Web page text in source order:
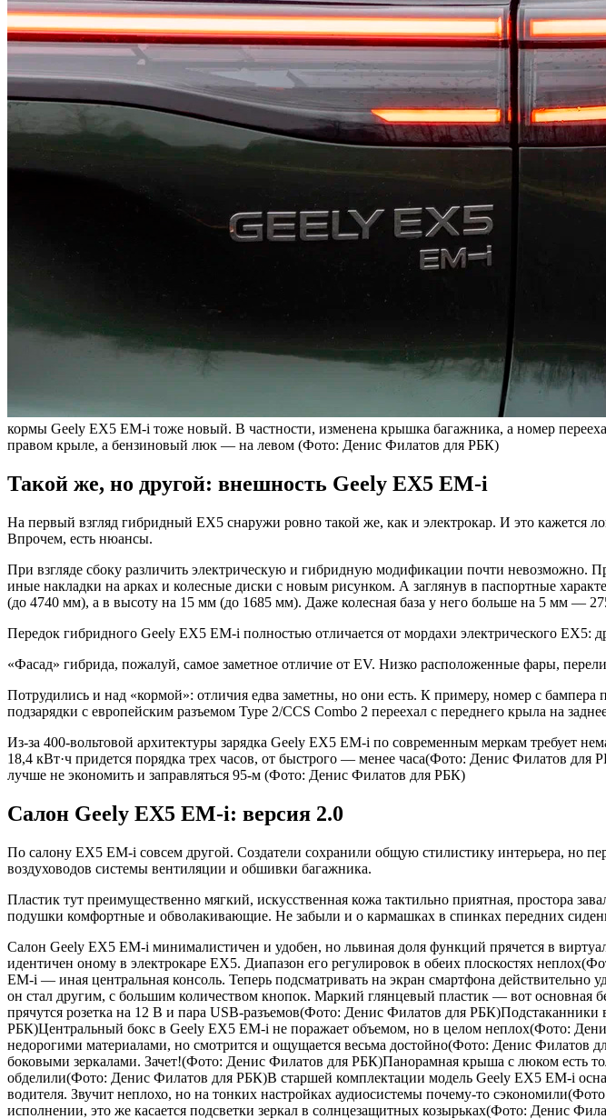
кормы Geely EX5 EM-i тоже новый. В частности, изменена крышка багажника, а номер
правом крыле, а бензиновый люк — на левом (Фото: Денис Филатов для РБК)
Такой же, но другой: внешность Geely EX5 EM-i
На первый взгляд гибридный EX5 снаружи ровно такой же, как и электрокар. И это
Впрочем, есть нюансы.
При взгляде сбоку различить электрическую и гибридную модификации почти
иные накладки на арках и колесные диски с новым рисунком. А заглянув в паспортные
(до 4740 мм), а в высоту на 15 мм (до 1685 мм). Даже колесная база у него больше на 5 мм —
Передок гибридного Geely EX5 EM-i полностью отличается от мордахи электрического EX5:
«Фасад» гибрида, пожалуй, самое заметное отличие от EV. Низко расположенные фары,
Потрудились и над «кормой»: отличия едва заметны, но они есть. К примеру, номер с
подзарядки с европейским разъемом Type 2/CCS Combo 2 переехал с переднего крыла на
Из-за 400-вольтовой архитектуры зарядка Geely EX5 EM-i по современным меркам требует
18,4 кВт·ч придется порядка трех часов, от быстрого — менее часа(Фото: Денис Филатов
лучше не экономить и заправляться 95-м (Фото: Денис Филатов для РБК)
Салон Geely EX5 EM-i: версия 2.0
По салону EX5 EM-i совсем другой. Создатели сохранили общую стилистику интерьера, но
воздуховодов системы вентиляции и обшивки багажника.
Пластик тут преимущественно мягкий, искусственная кожа тактильно приятная, простора
подушки комфортные и обволакивающие. Не забыли и о кармашках в спинках передних
Салон Geely EX5 EM-i минималистичен и удобен, но львиная доля функций прячется в
идентичен оному в электрокаре EX5. Диапазон его регулировок в обеих плоскостях
EM-i — иная центральная консоль. Теперь подсматривать на экран смартфона
он стал другим, с большим количеством кнопок. Маркий глянцевый пластик — вот
прячутся розетка на 12 В и пара USB-разъемов(Фото: Денис Филатов для
РБК)Центральный бокс в Geely EX5 EM-i не поражает объемом, но в целом неплох(Фото:
недорогими материалами, но смотрится и ощущается весьма достойно(Фото: Денис
боковыми зеркалами. Зачет!(Фото: Денис Филатов для РБК)Панорамная крыша с люком есть
обделили(Фото: Денис Филатов для РБК)В старшей комплектации модель Geely EX5 EM-i
водителя. Звучит неплохо, но на тонких настройках аудиосистемы почему-то
исполнении, это же касается подсветки зеркал в солнцезащитных козырьках(Фото: Денис